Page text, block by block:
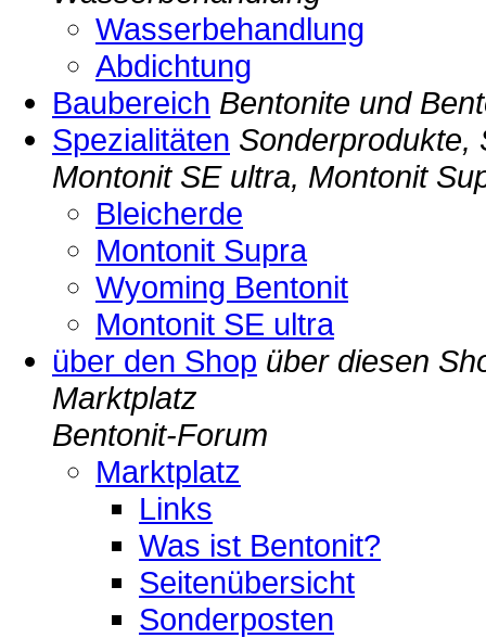
Wasserbehandlung
Abdichtung
Baubereich Bentonite und
Spezialitäten Sonderprodukte,
Montonit SE ultra, Montonit
Bleicherde
Montonit Supra
Wyoming Bentonit
Montonit SE ultra
über den Shop über diesen
Marktplatz
Bentonit-Forum
Marktplatz
Links
Was ist Bentonit?
Seitenübersicht
Sonderposten